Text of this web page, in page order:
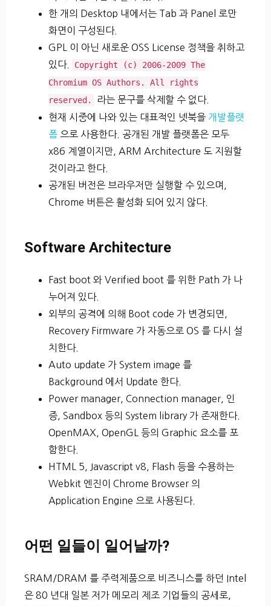
한 개의 Desktop 내에서는 Tab 과 Panel 로만
화면이 구성된다.
GPL 이 아닌 새로운 OSS License 정책을 취하고
있다.
Copyright (c) 2006-2009 The
Chromium OS Authors. All rights
reserved.
라는 문구를 삭제할 수 없다.
현재 시중에 나와 있는 대표적인 넷북을 개발플랫
폼 으로 사용한다. 공개된 개발 플랫폼은 모두
x86 계열이지만, ARM Architecture 도 지원할
것이라고 한다.
공개된 버전은 브라우저만 실행할 수 있으며,
Chrome 버튼은 활성화 되어 있지 않다.
Software Architecture
Fast boot 와 Verified boot 를 위한 Path 가 나
누어져 있다.
외부의 공격에 의해 Boot code 가 변경되면,
Recovery Firmware 가 자동으로 OS 를 다시 설
치한다.
Auto update 가 System image 를
Background 에서 Update 한다.
Power manager, Connection manager, 인
증, Sandbox 등의 System library 가 존재한다.
OpenMAX, OpenGL 등의 Graphic 요소를 포
함한다.
HTML 5, Javascript v8, Flash 등을 수용하는
Webkit 엔진이 Chrome Browser 의
Application Engine 으로 사용된다.
어떤 일들이 일어날까?
SRAM/DRAM 를 주력제품으로 비즈니스를 하던 Intel
은 80 년대 일본 저가 메모리 제조 기업들의 공세로,